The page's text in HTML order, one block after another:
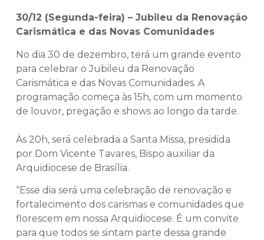
30/12 (Segunda-feira) – Jubileu da Renovação
Carismática e das Novas Comunidades
No dia 30 de dezembro, terá um grande evento
para celebrar o Jubileu da Renovação
Carismática e das Novas Comunidades. A
programação começa às 15h, com um momento
de louvor, pregação e shows ao longo da tarde.
Às 20h, será celebrada a Santa Missa, presidida
por Dom Vicente Tavares, Bispo auxiliar da
Arquidiocese de Brasília.
“Esse dia será uma celebração de renovação e
fortalecimento dos carismas e comunidades que
florescem em nossa Arquidiocese. É um convite
para que todos se sintam parte dessa grande